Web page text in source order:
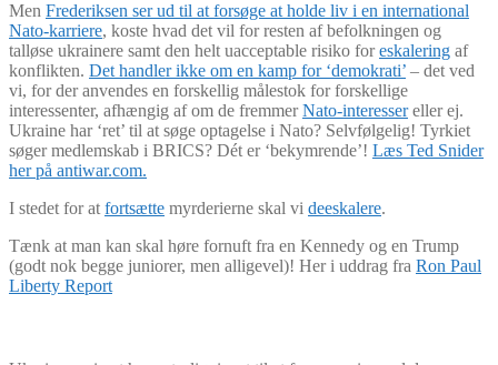
Men Frederiksen ser ud til at forsøge at holde liv i en international
Nato-karriere, koste hvad det vil for resten af befolkningen og
talløse ukrainere samt den helt uacceptable risiko foreskalering af
konflikten. Det handler ikke om en kamp for ‘demokrati’ – det ved
vi, for der anvendes en forskellig målestok for forskellige
interessenter, afhængig af om de fremmerNato-interessereller ej.
Ukraine har ‘ret’ til at søge optagelse i Nato? Selvfølgelig! Tyrkiet
søger medlemskab i BRICS? Dét er ‘bekymrende’! Læs Ted Snider
her på antiwar.com.
I stedet for at fortsætte myrderierne skal vi deeskalere.
Tænk at man kan skal høre fornuft fra en Kennedy og en Trump
(godt nok begge juniorer, men alligevel)! Her i uddrag fra Ron Paul
Liberty Report